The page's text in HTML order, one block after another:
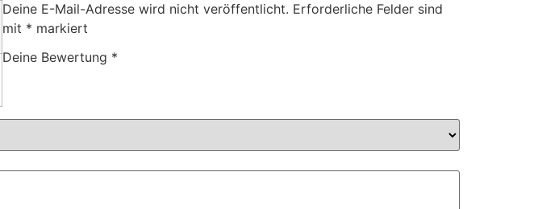
Deine E-Mail-Adresse wird nicht veröffentlicht. Erforderliche Felder sind
mit * markiert
Deine Bewertung *